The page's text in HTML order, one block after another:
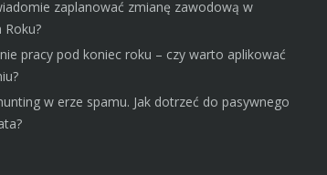
zaplanować zmianę zawodową w
pracy pod koniec roku – czy warto aplikować
w erze spamu. Jak dotrzeć do pasywnego